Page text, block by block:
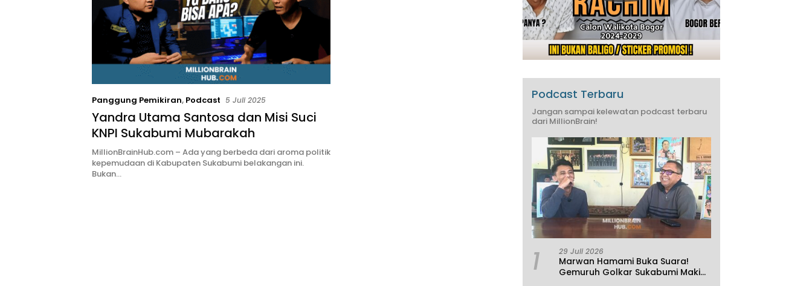
Panggung Pemikiran, Podcast 5 Juli 2025
Yandra Utama Santosa dan Misi Suci
KNPI Sukabumi Mubarakah
MillionBrainHub.com – Ada yang berbeda dari aroma politik
kepemudaan di Kabupaten Sukabumi belakangan ini.
Bukan…
Podcast Terbaru
Jangan sampai kelewatan podcast terbaru
dari MillionBrain!
1 29 Juli 2026
Marwan Hamami Buka Suara!
Gemuruh Golkar Sukabumi Makin